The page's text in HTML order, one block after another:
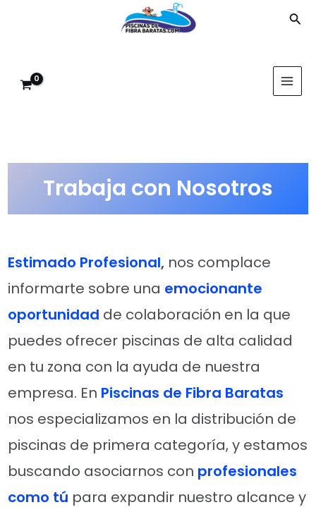
Trabaja con Nosotros
Estimado Profesional, nos complace
informarte sobre una emocionante
oportunidad de colaboración en la que
puedes ofrecer piscinas de alta calidad
en tu zona con la ayuda de nuestra
empresa. En Piscinas de Fibra Baratas
nos especializamos en la distribución de
piscinas de primera categoría, y estamos
buscando asociarnos con profesionales
como tú para expandir nuestro alcance y